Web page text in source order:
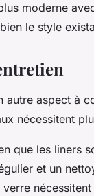
moderne
le style
autre aspect à
nécessitent
que les liners
et un